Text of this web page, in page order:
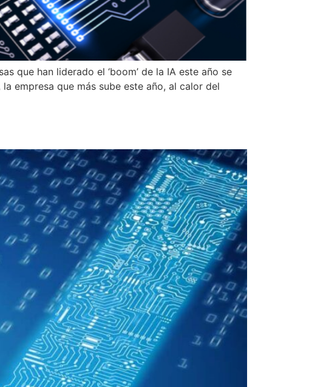
que han liderado el ‘boom’ de la IA este año se
empresa que más sube este año, al calor del